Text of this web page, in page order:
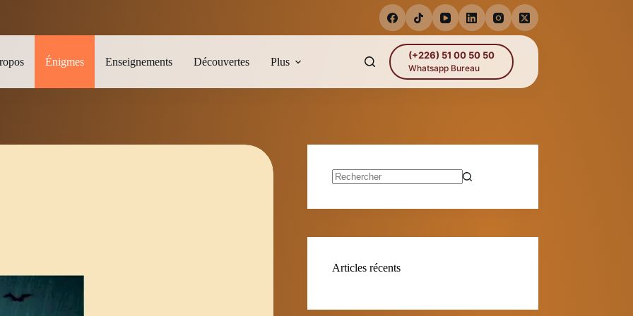
Énigmes Enseignements Découvertes Plus
(+226) 51 00 50 50
Whatsapp Bureau
Articles récents